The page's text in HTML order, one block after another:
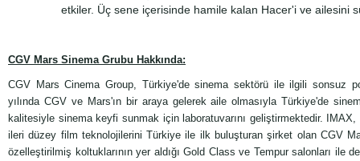
etkiler. Üç sene içerisinde hamile kalan Hacer'i ve ailesini
CGV Mars Sinema Grubu Hakkında:
CGV Mars Cinema Group, Türkiye'de sinema sektörü ile ilgili sonsuz
yılında CGV ve Mars'ın bir araya gelerek aile olmasıyla Türkiye'de
kalitesiyle sinema keyfi sunmak için laboratuvarını geliştirmektedir.
ileri düzey film teknolojilerini Türkiye ile ilk buluşturan şirket olan CGV
özelleştirilmiş koltuklarının yer aldığı Gold Class ve Tempur salonları ile